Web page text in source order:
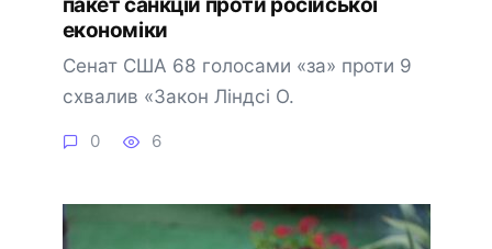
економіки
Сенат США 68 голосами «за» проти 9
схвалив «Закон Ліндсі О.
0 6